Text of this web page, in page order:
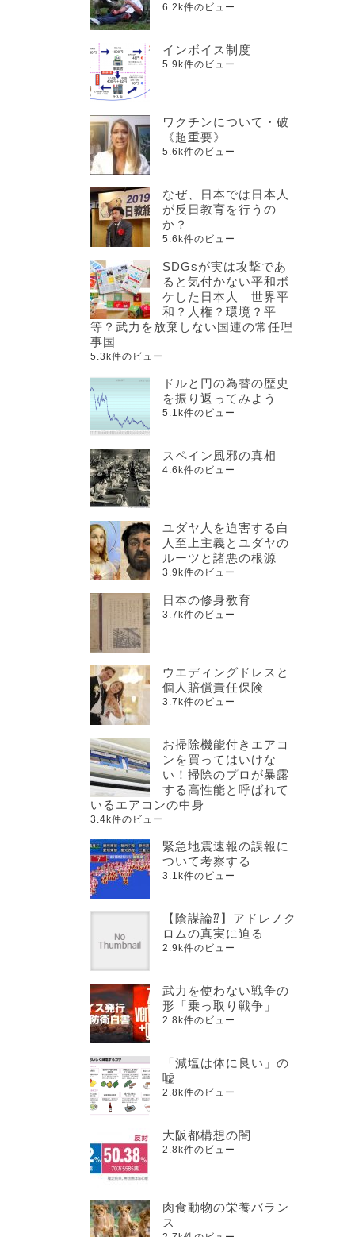
6.2k件のビュー
インボイス制度
5.9k件のビュー
ワクチンについて・破
《超重要》
5.6k件のビュー
なぜ、日本では日本人
が反日教育を行うの
か？
5.6k件のビュー
SDGsが実は攻撃であ
ると気付かない平和ボ
ケした日本人 世界平
和？人権？環境？平
等？武力を放棄しない国連の常任理
事国
5.3k件のビュー
ドルと円の為替の歴史
を振り返ってみよう
5.1k件のビュー
スペイン風邪の真相
4.6k件のビュー
ユダヤ人を迫害する白
人至上主義とユダヤの
ルーツと諸悪の根源
3.9k件のビュー
日本の修身教育
3.7k件のビュー
ウエディングドレスと
個人賠償責任保険
3.7k件のビュー
お掃除機能付きエアコ
ンを買ってはいけな
い！掃除のプロが暴露
する高性能と呼ばれて
いるエアコンの中身
3.4k件のビュー
緊急地震速報の誤報に
ついて考察する
3.1k件のビュー
【陰謀論⁇】アドレノク
ロムの真実に迫る
2.9k件のビュー
武力を使わない戦争の
形「乗っ取り戦争」
2.8k件のビュー
「減塩は体に良い」の
嘘
2.8k件のビュー
大阪都構想の闇
2.8k件のビュー
肉食動物の栄養バラン
ス